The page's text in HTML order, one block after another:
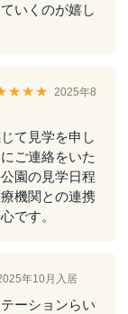
いくのが嬉し
2025年8
て見学を申し
ご連絡をいた
園の見学日程
機関との連携
です。
年10月入居
ーションらい